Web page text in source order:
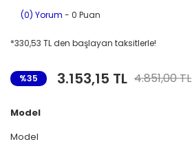
(0) Yorum - 0 Puan
*330,53 TL den başlayan taksitlerle!
%35 3.153,15 TL 4.851,00 TL
Model
Model